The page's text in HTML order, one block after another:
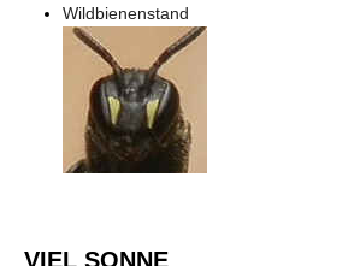
Wildbienenstand
VIEL SONNE